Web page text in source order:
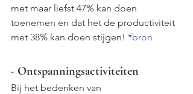
met maar liefst 47% kan doen
toenemen en dat het de productiviteit
met 38% kan doen stijgen! *bron
- Ontspanningsactiviteiten
Bij het bedenken van